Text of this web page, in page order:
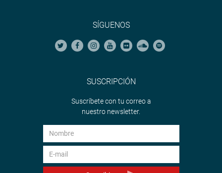
SÍGUENOS
SUSCRIPCIÓN
Suscríbete con tu correo a
nuestro newsletter.